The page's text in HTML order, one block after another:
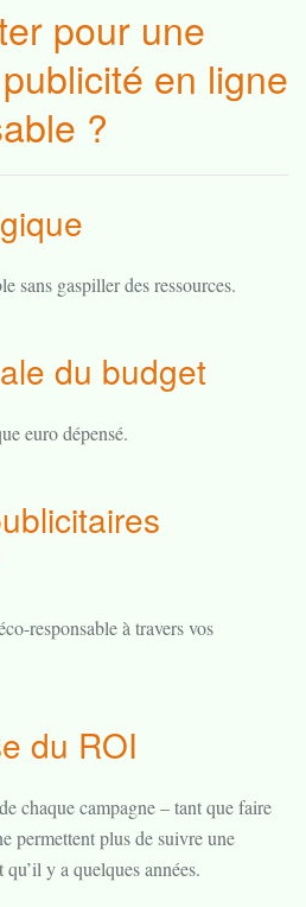
pour une
en ligne
?
sans gaspiller des ressources.
du budget
euro dépensé.
responsable à travers vos
du ROI
chaque campagne – tant que faire
permettent plus de suivre une
y a quelques années.